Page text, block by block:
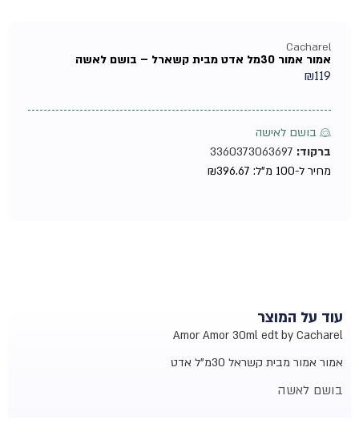
Cacharel
אמור אמור 30מל אדט מבית קשארל – בושם לאשה
₪119
♀ בושם לאישה
ברקוד:3360373063697
מחיר ל-100 מ"ל:
₪396.67
עוד על המוצר
Amor Amor 30ml edt by Cacharel
אמור אמור מבית קשראל 30מ"ל אדט
בושם לאשה